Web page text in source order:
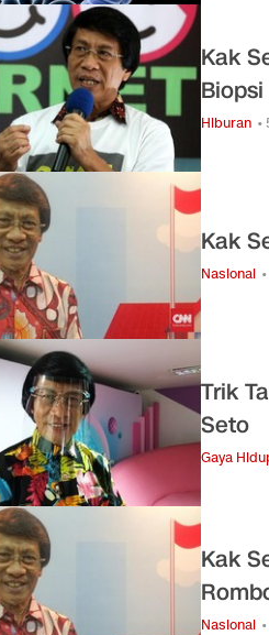
Kak
Biopsi
Hiburan •
Kak
Nasional
Trik
Seto
Gaya
Kak
Nasional